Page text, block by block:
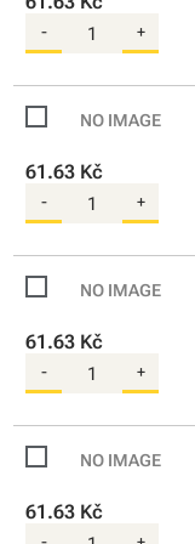
- +
61.63 Kč
- +
61.63 Kč
- +
61.63 Kč